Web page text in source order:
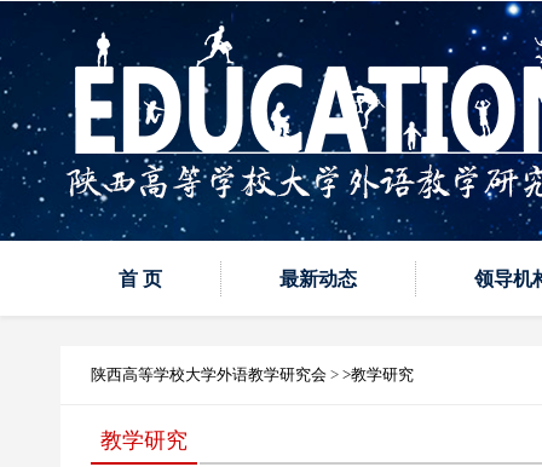
首 页 最新动态 领导机
陕西高等学校大学外语教学研究会 > >教学研究
教学研究